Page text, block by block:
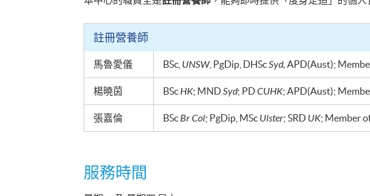
註冊營養師
馬魯愛儀 BSc, UNSW, PgDip DHScSyd,APD(Aust);
楊曉茵 BScHK; MNDSyd; PDCUHK; APD(Aust);
張嘉倫 BScBr Col; PgDip MSc Ulster; SRD UK; Member
服務時間